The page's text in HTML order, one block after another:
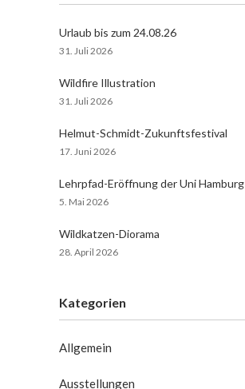
Urlaub bis zum 24.08.26
31. Juli 2026
Wildfire Illustration
31. Juli 2026
Helmut-Schmidt-Zukunftsfestival
17. Juni 2026
Lehrpfad-Eröffnung der Uni Hamburg
5. Mai 2026
Wildkatzen-Diorama
28. April 2026
Kategorien
Allgemein
Ausstellungen